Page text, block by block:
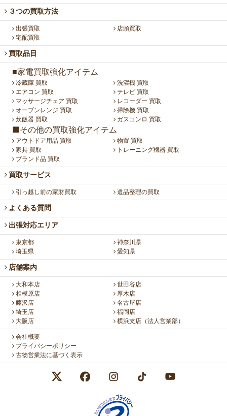
３つの買取方法
出張買取
店頭買取
宅配買取
買取品目
■家電買取強化アイテム
冷蔵庫 買取
洗濯機 買取
エアコン 買取
テレビ 買取
マッサージチェア 買取
レコーダー 買取
オーブンレンジ 買取
掃除機 買取
炊飯器 買取
ガスコンロ 買取
■その他の買取強化アイテム
アウトドア用品 買取
物置 買取
家具 買取
トレーニング機器 買取
ブランド品 買取
買取サービス
引っ越し前の家財買取 遺品整理の買取
よくある質問
出張対応エリア
東京都
神奈川県
埼玉県
愛知県
店舗案内
大和本店
世田谷店
相模原店
厚木店
藤沢店
名古屋店
埼玉店
福岡店
大阪店
横浜支店（法人営業部）
会社概要
プライバシーポリシー
古物営業法に基づく表示